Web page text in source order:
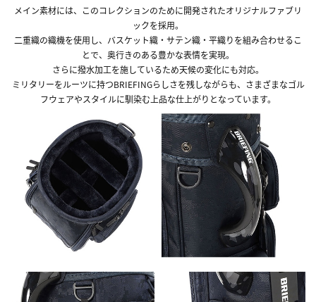
メイン素材には、このコレクションのために開発されたオリジナルファブリ
ックを採用。
二重織の織機を使用し、バスケット織・サテン織・平織りを組み合わせるこ
とで、奥行きのある豊かな表情を実現。
さらに撥水加工を施しているため天候の変化にも対応。
ミリタリーをルーツに持つBRIEFINGらしさを残しながらも、さまざまなゴル
フウェアやスタイルに馴染む上品な仕上がりとなっています。